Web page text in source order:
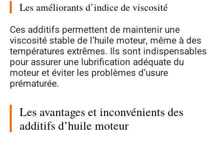
Les améliorants d’indice de viscosité
Ces additifs permettent de maintenir une
viscosité stable de l’huile moteur, même à des
températures extrêmes. Ils sont indispensables
pour assurer une lubrification adéquate du
moteur et éviter les problèmes d’usure
prématurée.
Les avantages et inconvénients des
additifs d’huile moteur